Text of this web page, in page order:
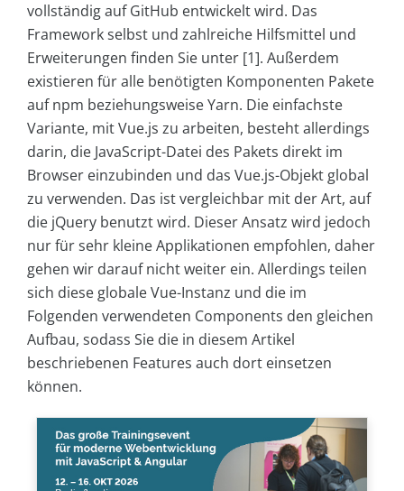
vollständig auf GitHub entwickelt wird. Das
Framework selbst und zahlreiche Hilfsmittel und
Erweiterungen finden Sie unter [1]. Außerdem
existieren für alle benötigten Komponenten Pakete
auf npm beziehungsweise Yarn. Die einfachste
Variante, mit Vue.js zu arbeiten, besteht allerdings
darin, die JavaScript-Datei des Pakets direkt im
Browser einzubinden und das Vue.js-Objekt global
zu verwenden. Das ist vergleichbar mit der Art, auf
die jQuery benutzt wird. Dieser Ansatz wird jedoch
nur für sehr kleine Applikationen empfohlen, daher
gehen wir darauf nicht weiter ein. Allerdings teilen
sich diese globale Vue-Instanz und die im
Folgenden verwendeten Components den gleichen
Aufbau, sodass Sie die in diesem Artikel
beschriebenen Features auch dort einsetzen
können.